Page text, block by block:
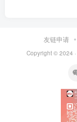
友链申请
Copyright © 2024 ·